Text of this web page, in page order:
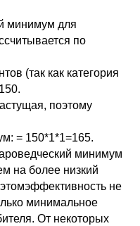
минимум для
по
(так как категория
поэтому
= 150*1*1=165.
минимум
на более низкий
не
минимальное
От некоторых